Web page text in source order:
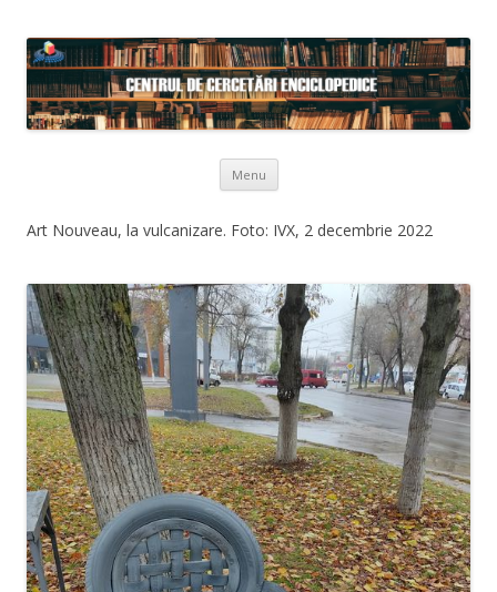
Menu Skip to content
Art Nouveau, la vulcanizare. Foto: IVX, 2 decembrie 2022